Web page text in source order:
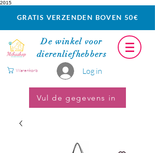
2015
GRATIS VERZENDEN BOVEN 50€
De winkel voor
dierenliefhebbers
Log in
Warenkorb
Vul de gegevens in